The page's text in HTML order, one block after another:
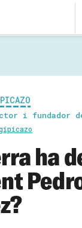
i fundador
ha